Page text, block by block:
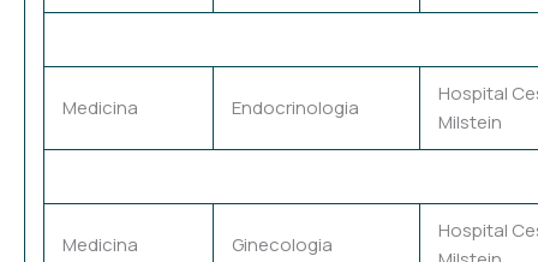
Medicina Endocrinologia
Hospital
Milstein
Medicina Ginecologia
Hospital